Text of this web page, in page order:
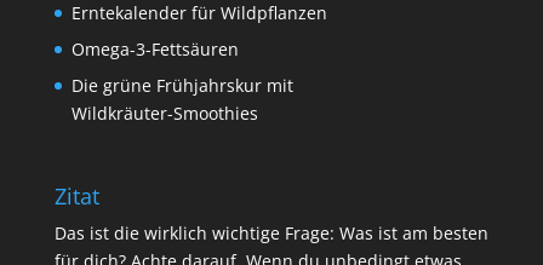
Erntekalender für Wildpflanzen
Omega-3-Fettsäuren
Die grüne Frühjahrskur mit
Wildkräuter-Smoothies
Zitat
Das ist die wirklich wichtige Frage: Was ist am besten